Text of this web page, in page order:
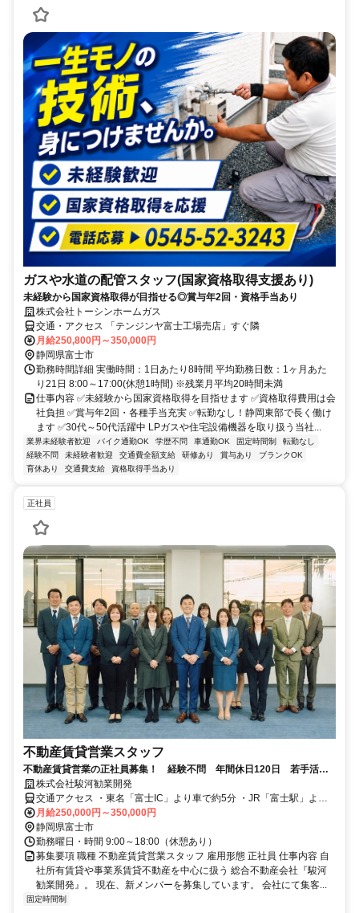
ガスや水道の配管スタッフ(国家資格取得支援あり)
未経験から国家資格取得が目指せる◎賞与年2回・資格手当あり
株式会社トーシンホームガス
交通・アクセス 「テンジンヤ富士工場売店」すぐ隣
月給250,800円～350,000円
静岡県富士市
勤務時間詳細 実働時間：1日あたり8時間 平均勤務日数：1ヶ月あた
り21日 8:00～17:00(休憩1時間) ※残業月平均20時間未満
仕事内容 ✅未経験から国家資格取得を目指せます ✅資格取得費用は会
社負担 ✅賞与年2回・各種手当充実 ✅転勤なし！静岡東部で長く働け
ます ✅30代～50代活躍中 LPガスや住宅設備機器を取り扱う当社...
業界未経験者歓迎 バイク通勤OK 学歴不問 車通勤OK 固定時間制
転勤なし
経験不問
未経験者歓迎 交通費全額支給 研修あり 賞与あり
ブランクOK
育休あり
交通費支給 資格取得手当あり
正社員
不動産賃貸営業スタッフ
不動産賃貸営業の正社員募集！ 経験不問 年間休日120日 若手活躍
中 給与については相談OK
株式会社駿河勧業開発
交通アクセス ・東名「富士IC」より車で約5分 ・JR「富士駅」より
バスで約5分（吉原中央バスターミナル行 市役所前下車） ★マイカー
通勤OK
月給250,000円～350,000円
静岡県富士市
勤務曜日・時間 9:00～18:00（休憩あり）
募集要項 職種 不動産賃貸営業スタッフ 雇用形態 正社員 仕事内容 自
社所有賃貸や事業系賃貸不動産を中心に扱う 総合不動産会社『駿河
勧業開発』。 現在、新メンバーを募集しています。 会社にて集客...
固定時間制